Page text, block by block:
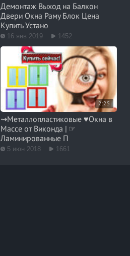
Демонтаж Выход на Балкон
Двери Окна Раму Блок Цена
Купить Устано
16 янв 2019 1452
2:25
⇝Металлопластиковые ♥Окна в
Массе от Виконда | ☞
Ламинированные П
5 июн 2018 1661